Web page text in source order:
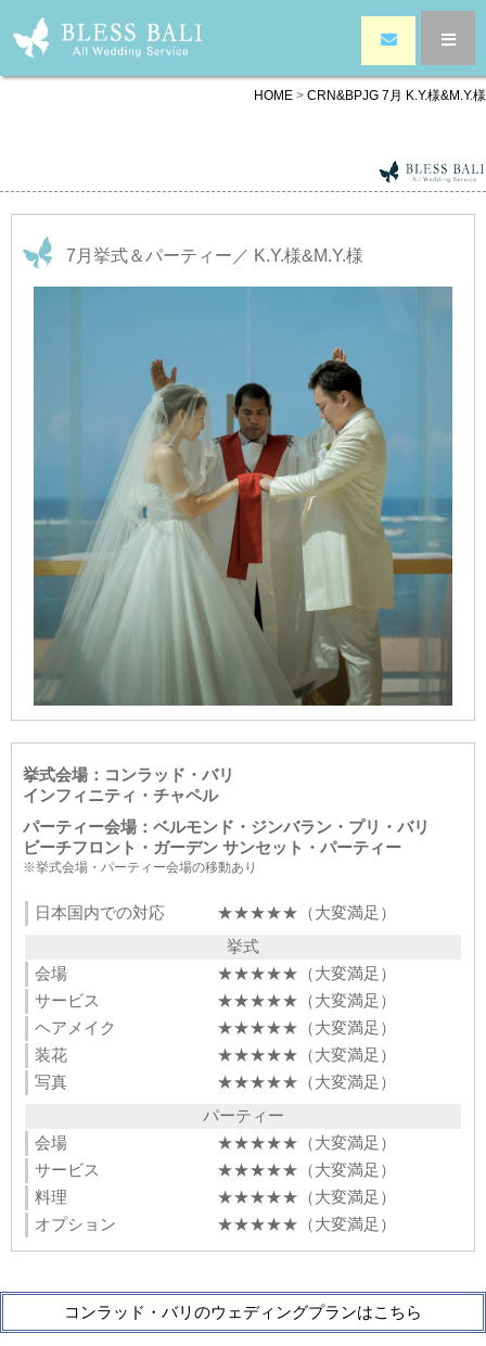
HOME > CRN&BPJG 7月 K.Y.様&M.Y.様
7月挙式＆パーティー／ K.Y.様&M.Y.様
挙式会場：コンラッド・バリ
インフィニティ・チャペル
パーティー会場：ベルモンド・ジンバラン・プリ・バリ
ビーチフロント・ガーデン サンセット・パーティー
※挙式会場・パーティー会場の移動あり
日本国内での対応
★★★★★（大変満足）
挙式
会場
★★★★★（大変満足）
サービス
★★★★★（大変満足）
ヘアメイク
★★★★★（大変満足）
装花
★★★★★（大変満足）
写真
★★★★★（大変満足）
パーティー
会場
★★★★★（大変満足）
サービス
★★★★★（大変満足）
料理
★★★★★（大変満足）
オプション
★★★★★（大変満足）
コンラッド・バリのウェディングプランはこちら